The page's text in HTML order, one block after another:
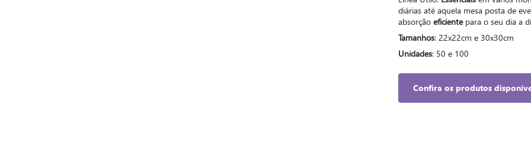
diárias até aquela mesa posta de
absorção eficientepara o seu dia a
Tamanhos: 22x22cm e 30x30cm
Unidades: 50 e 100
Confira os produtos